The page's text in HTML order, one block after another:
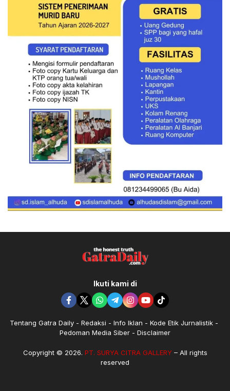
Ikuti kami di
Tentang Gatra Daily Redaksi Info Iklan
Kode Etik Jurnalistik
Pedoman Media Siber
Disclaimer
Copyright © 2026. PT. SURYA CITRA GALLERY– All rights
reserved